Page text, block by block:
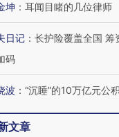
的吸金
让中产们甘
马航飞行员跨
粒摇头丸 尿
第四届链博
坤 ： 耳闻目睹的几位律师
日记 ： 长护险覆盖全国 筹
码
波 ： “沉睡”的10万亿元公
文章